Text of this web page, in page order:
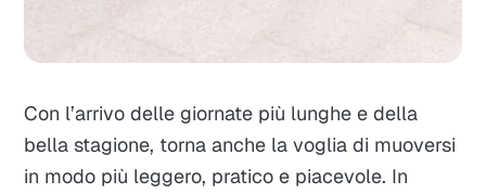
Con l’arrivo delle giornate più lunghe e della
bella stagione, torna anche la voglia di muoversi
in modo più leggero, pratico e piacevole. In